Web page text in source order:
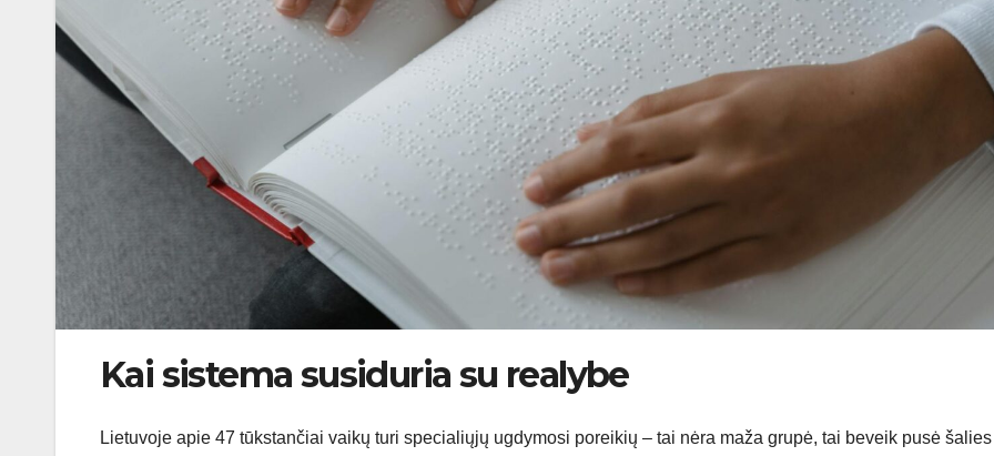
Kai sistema susiduria su realybe
Lietuvoje apie 47 tūkstančiai vaikų turi specialiųjų ugdymosi poreikių – tai nėra maža grupė, tai beveik pusė šalies